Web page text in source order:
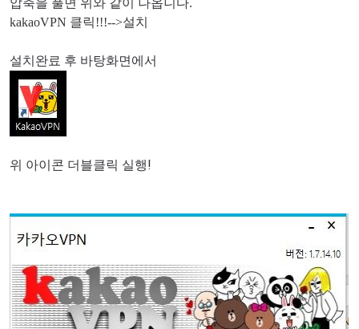
압축을 풀면 위와 같이 나옵니다.
kakaoVPN 클릭!!!-->설치
설치완료 후 바탕화면에서
위 아이콘 더블클릭 실행!